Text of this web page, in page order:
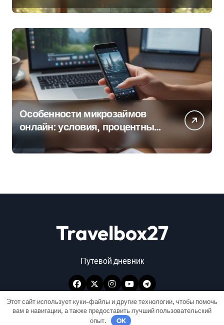
Особенности микрозаймов
онлайн: условия, процентные
ставки и порядок оформления
Travelbox27
Путевой дневник
Этот сайт использует куки-файлы и другие технологии, чтобы помочь
вам в навигации, а также предоставить лучший пользовательский
опыт.
OK